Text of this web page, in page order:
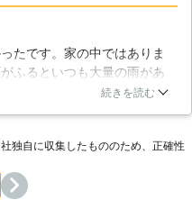
たです。家の中ではありま
ふるといつも大量の雨があ
した。屋根にトラブルがあ
ことで、無事に改善されま
続きを読む
独⾃に収集したもののため、正確性